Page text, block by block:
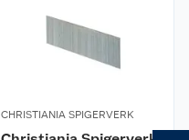
CHRISTIANIA SPIGERVERK